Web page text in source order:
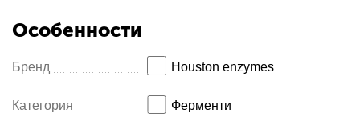
Особенности
Бренд Houston enzymes
Категория Ферменти